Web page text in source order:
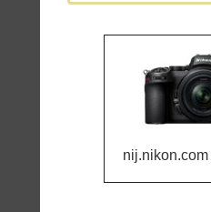
nij.nikon.com